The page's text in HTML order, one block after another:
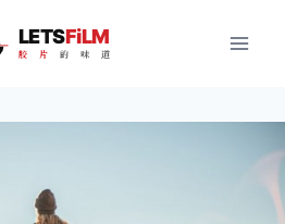
LETSFiLM
胶 片 的 味 道